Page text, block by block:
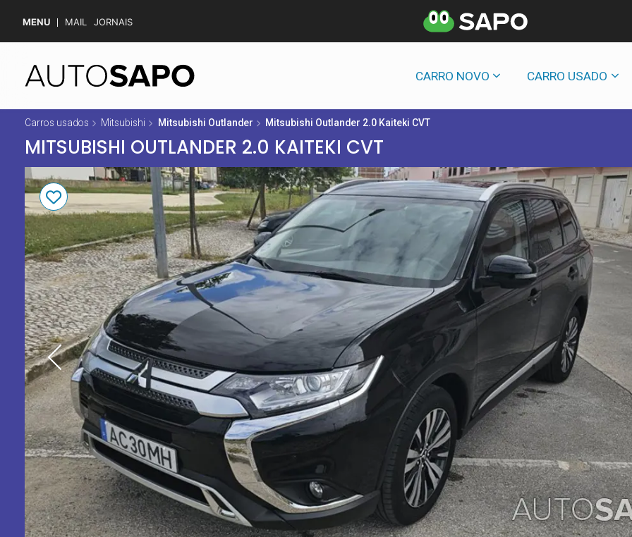
MENU MAIL JORNAIS
CARRO NOVO CARRO USADO
Carros usados Mitsubishi Mitsubishi Outlander Mitsubishi Outlander 2.0 Kaiteki CVT
MITSUBISHI OUTLANDER 2.0 KAITEKI CVT